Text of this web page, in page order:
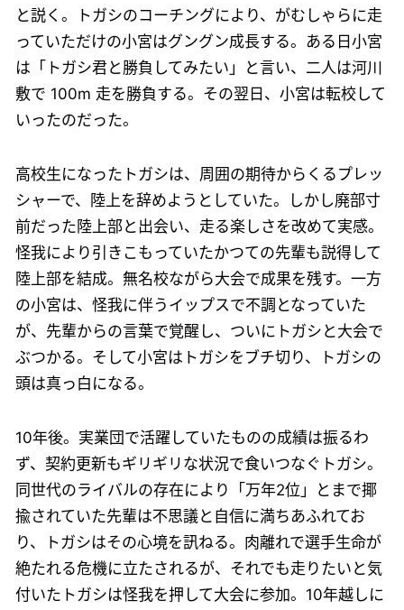
と説く。トガシのコーチングにより、がむしゃらに走
っていただけの小宮はグングン成長する。ある日小宮
は「トガシ君と勝負してみたい」と言い、二人は河川
敷で 100m 走を勝負する。その翌日、小宮は転校して
いったのだった。
高校生になったトガシは、周囲の期待からくるプレッ
シャーで、陸上を辞めようとしていた。しかし廃部寸
前だった陸上部と出会い、走る楽しさを改めて実感。
怪我により引きこもっていたかつての先輩も説得して
陸上部を結成。無名校ながら大会で成果を残す。一方
の小宮は、怪我に伴うイップスで不調となっていた
が、先輩からの言葉で覚醒し、ついにトガシと大会で
ぶつかる。そして小宮はトガシをブチ切り、トガシの
頭は真っ白になる。
10年後。実業団で活躍していたものの成績は振るわ
ず、契約更新もギリギリな状況で食いつなぐトガシ。
同世代のライバルの存在により「万年2位」とまで揶
揄されていた先輩は不思議と自信に満ちあふれてお
り、トガシはその心境を訊ねる。肉離れで選手生命が
絶たれる危機に立たされるが、それでも走りたいと気
付いたトガシは怪我を押して大会に参加。10年越しに